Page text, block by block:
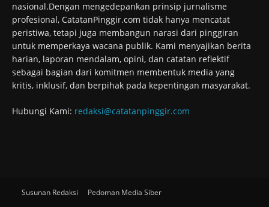
nasional.Dengan mengedepankan prinsip jurnalisme
profesional, CatatanPinggir.com tidak hanya mencatat
peristiwa, tetapi juga membangun narasi dari pinggiran
untuk memperkaya wacana publik. Kami menyajikan berita
harian, laporan mendalam, opini, dan catatan reflektif
sebagai bagian dari komitmen membentuk media yang
kritis, inklusif, dan berpihak pada kepentingan masyarakat.
Hubungi Kami: redaksi@catatanpinggir.com
Susunan Redaksi Pedoman Media Siber